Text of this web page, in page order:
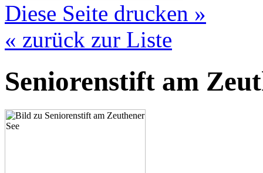
Diese Seite drucken »
« zurück zur Liste
Seniorenstift am